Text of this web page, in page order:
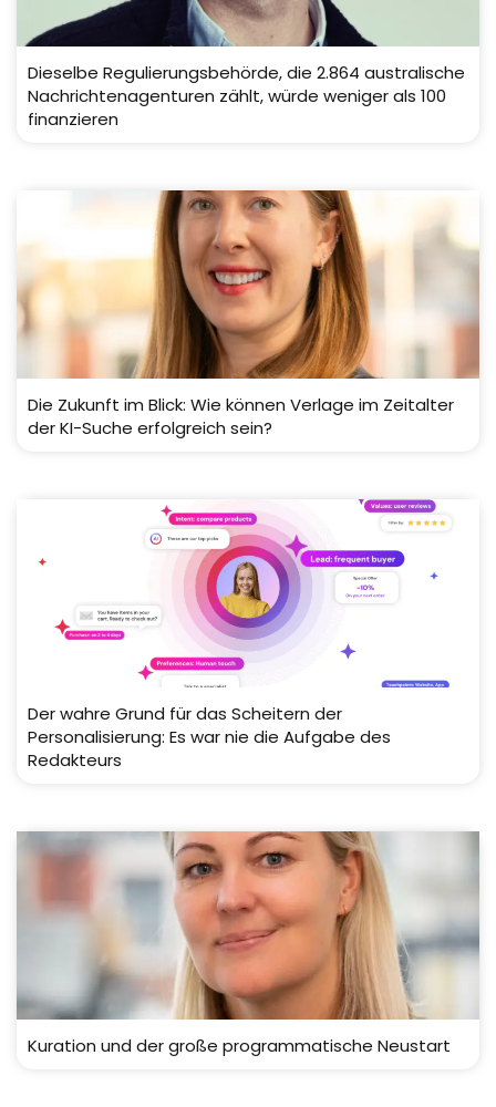
Dieselbe Regulierungsbehörde, die 2.864 australische
Nachrichtenagenturen zählt, würde weniger als 100
finanzieren
Die Zukunft im Blick: Wie können Verlage im Zeitalter
der KI-Suche erfolgreich sein?
Der wahre Grund für das Scheitern der
Personalisierung: Es war nie die Aufgabe des
Redakteurs
Kuration und der große programmatische Neustart